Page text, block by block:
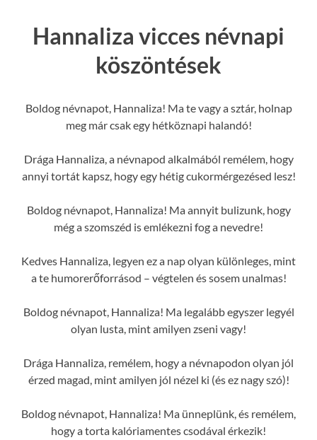
Hannaliza vicces névnapi
köszöntések
Boldog névnapot, Hannaliza! Ma te vagy a sztár, holnap
meg már csak egy hétköznapi halandó!
Drága Hannaliza, a névnapod alkalmából remélem, hogy
annyi tortát kapsz, hogy egy hétig cukormérgezésed lesz!
Boldog névnapot, Hannaliza! Ma annyit bulizunk, hogy
még a szomszéd is emlékezni fog a nevedre!
Kedves Hannaliza, legyen ez a nap olyan különleges, mint
a te humorerőforrásod – végtelen és sosem unalmas!
Boldog névnapot, Hannaliza! Ma legalább egyszer legyél
olyan lusta, mint amilyen zseni vagy!
Drága Hannaliza, remélem, hogy a névnapodon olyan jól
érzed magad, mint amilyen jól nézel ki (és ez nagy szó)!
Boldog névnapot, Hannaliza! Ma ünneplünk, és remélem,
hogy a torta kalóriamentes csodával érkezik!